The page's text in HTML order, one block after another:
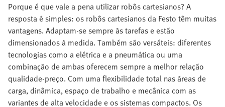
Porque é que vale a pena utilizar robôs cartesianos? A
resposta é simples: os robôs cartesianos da Festo têm muitas
vantagens. Adaptam-se sempre às tarefas e estão
dimensionados à medida. Também são versáteis: diferentes
tecnologias como a elétrica e a pneumática ou uma
combinação de ambas oferecem sempre a melhor relação
qualidade-preço. Com uma flexibilidade total nas áreas de
carga, dinâmica, espaço de trabalho e mecânica com as
variantes de alta velocidade e os sistemas compactos. Os